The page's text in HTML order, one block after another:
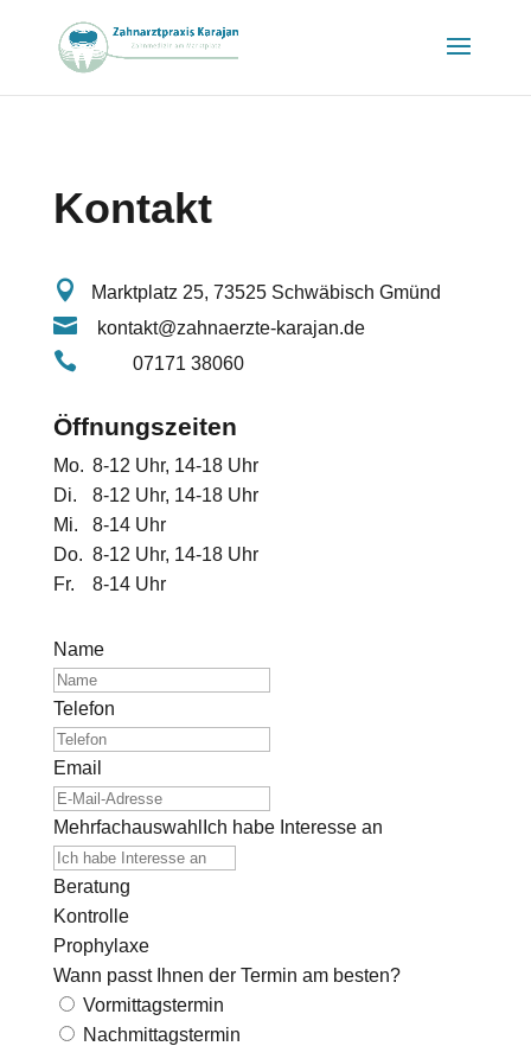
Kontakt
 Marktplatz 25, 73525 Schwäbisch Gmünd
 kontakt@zahnaerzte-karajan.de
 07171 38060
Öffnungszeiten
Mo. 8-12 Uhr, 14-18 Uhr
Di.
8-12 Uhr, 14-18 Uhr
Mi.
8-14 Uhr
Do. 8-12 Uhr, 14-18 Uhr
Fr.
8-14 Uhr
Name
Telefon
Email
MehrfachauswahlIch habe Interesse an
Beratung
Kontrolle
Prophylaxe
Wann passt Ihnen der Termin am besten?
Vormittagstermin
Nachmittagstermin